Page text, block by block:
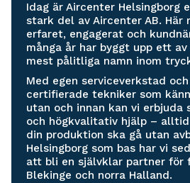
Idag är Aircenter Helsingborg
stark del av Aircenter AB. Här
erfaret, engagerat och
många år har byggt upp ett av
mest pålitliga namn inom
Med egen serviceverkstad
certifierade tekniker som
utan och innan kan vi erbjuda
och högkvalitativ hjälp –
din produktion ska gå utan
Helsingborg som bas har vi
att bli en självklar partner för
Blekinge och norra Halland.